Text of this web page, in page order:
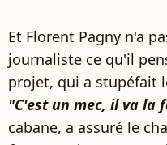
Et Florent Pagny n'a
journaliste ce qu'il
projet, qui a stupéfait
"C'est un mec, il va la
cabane, a assuré le